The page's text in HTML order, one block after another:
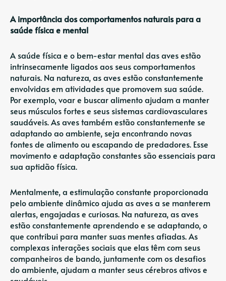
A importância dos comportamentos naturais para a
saúde física e mental
A saúde física e o bem-estar mental das aves estão
intrinsecamente ligados aos seus comportamentos
naturais. Na natureza, as aves estão constantemente
envolvidas em atividades que promovem sua saúde.
Por exemplo, voar e buscar alimento ajudam a manter
seus músculos fortes e seus sistemas cardiovasculares
saudáveis. As aves também estão constantemente se
adaptando ao ambiente, seja encontrando novas
fontes de alimento ou escapando de predadores. Esse
movimento e adaptação constantes são essenciais para
sua aptidão física.
Mentalmente, a estimulação constante proporcionada
pelo ambiente dinâmico ajuda as aves a se manterem
alertas, engajadas e curiosas. Na natureza, as aves
estão constantemente aprendendo e se adaptando, o
que contribui para manter suas mentes afiadas. As
complexas interações sociais que elas têm com seus
companheiros de bando, juntamente com os desafios
do ambiente, ajudam a manter seus cérebros ativos e